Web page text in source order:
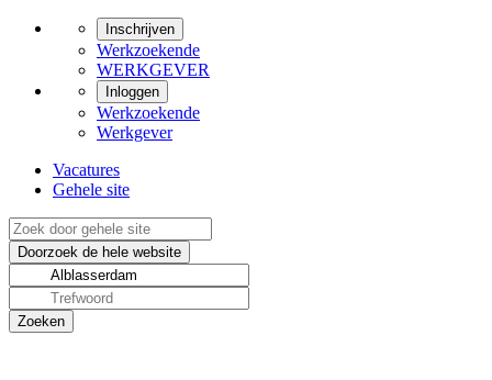
Inschrijven
Werkzoekende
WERKGEVER
Inloggen
Werkzoekende
Werkgever
Vacatures
Gehele site